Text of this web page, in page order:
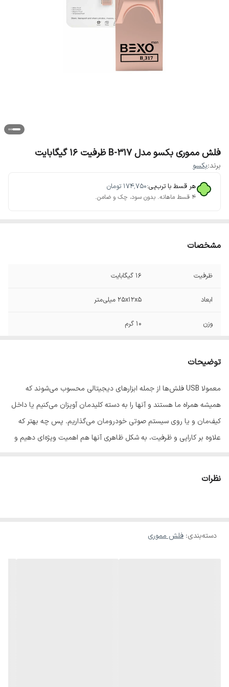
فلش مموری بکسو مدل B-317 ظرفیت 16 گیگابایت
برند:بکسو
هر قسط با ترب‌پی:۱۷۴٬۷۵۰ تومان
۴ قسط ماهانه. بدون سود، چک و ضامن.
مشخصات
ظرفیت 16 گیگابایت
ابعاد 25x12x5 میلی‌متر
وزن 10 گرم
فلش مموری
توضیحات
معمولا USB فلش‌ها از جمله ابزارهای دیجیتالی محسوب می‌شوند که
همیشه همراه ما هستند و آنها را به دسته کلیدمان آویزان می‌کنیم یا داخل
کیف‌مان و یا روی سیستم صوتی خودرومان می‌گذاریم. پس چه بهتر که
علاوه بر کارایی و ظرفیت، به شکل ظاهری آنها هم اهمیت ویژه‌ای دهیم و
می‌برد. اولین چیزی که در این فلش مموری خودنمایی می‌کند ظاهر تمام
نظرات
دسته‌بندی: فلش مموری